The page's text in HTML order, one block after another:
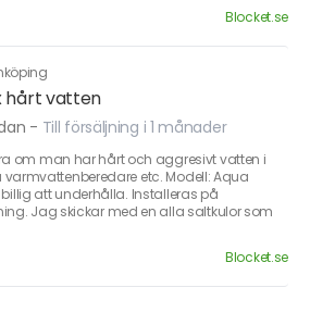
Blocket.se
hårt vatten
- Till försäljning i 1 månader
om man har hårt och aggresivt vatten i
varmvattenberedare etc. Modell: Aqua
billig att underhålla. Installeras på
Jag skickar med en alla saltkulor som
Blocket.se